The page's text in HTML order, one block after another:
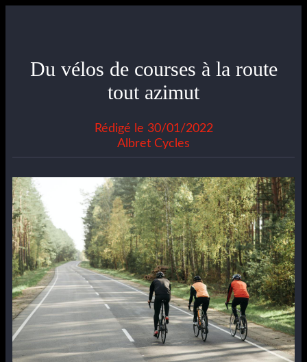
Du vélos de courses à la route
tout azimut
Rédigé le 30/01/2022
Albret Cycles